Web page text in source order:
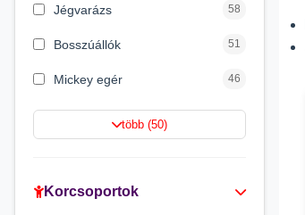
Jégvarázs 58
Bosszúállók 51
Mickey egér 46
Lilo és Stitch 43
Gabi babaháza
több (50)
Korcsoportok